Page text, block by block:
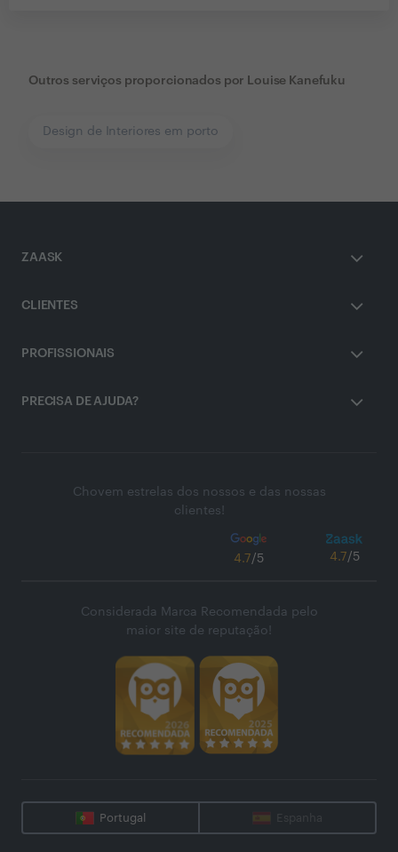
Outros serviços proporcionados por Louise Kanefuku
Design de Interiores em porto
ZAASK
CLIENTES
PROFISSIONAIS
PRECISA DE AJUDA?
Chovem estrelas dos nossos e das nossas
clientes!
4.7/5 4.7/5
Considerada Marca Recomendada pelo
maior site de reputação!
Portugal Espanha